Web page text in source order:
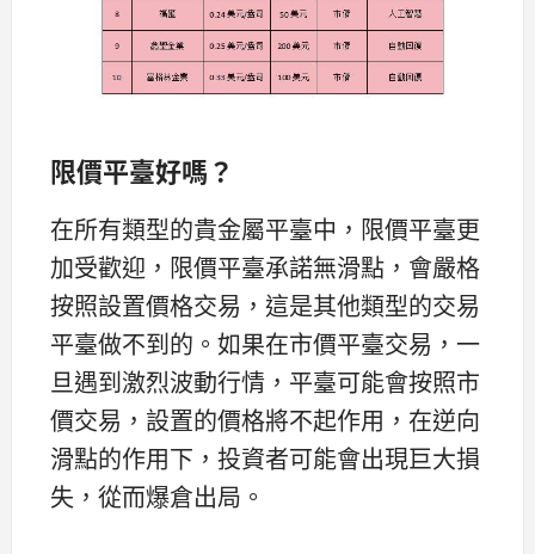
限價平臺好嗎？
在所有類型的貴金屬平臺中，限價平臺更
加受歡迎，限價平臺承諾無滑點，會嚴格
按照設置價格交易，這是其他類型的交易
平臺做不到的。如果在市價平臺交易，一
旦遇到激烈波動行情，平臺可能會按照市
價交易，設置的價格將不起作用，在逆向
滑點的作用下，投資者可能會出現巨大損
失，從而爆倉出局。